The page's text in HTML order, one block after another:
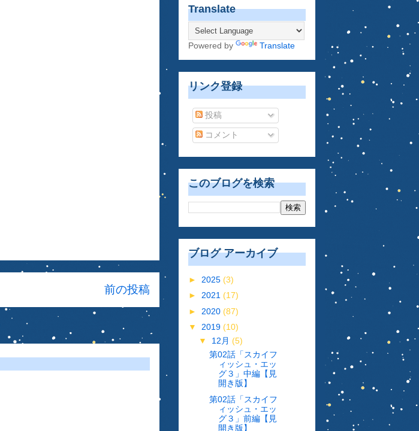
前の投稿
Translate
Powered by Translate
リンク登録
投稿
コメント
このブログを検索
ブログ アーカイブ
► 2025 (3)
► 2021 (17)
► 2020 (87)
▼ 2019 (10)
▼ 12月 (5)
第02話「スカイフ
ィッシュ・エッ
グ３」中編【見
開き版】
第02話「スカイフ
ィッシュ・エッ
グ３」前編【見
開き版】